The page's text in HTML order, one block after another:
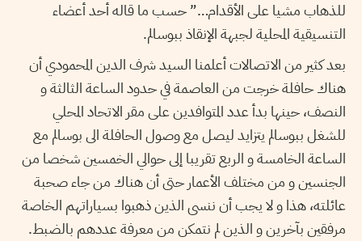
للذهاب مشيا على الأقدام…” حسب ما قاله أحد أعضاء
التنسيقية المحلية لجبهة الإنقاذ ببوسالم.
بعد كثير من الاتصالات أعلمنا السيد شرف الدين المحمودي أن
هناك حافلة خرجت من العاصمة في حدود الساعة الثالثة و
النصف، حينها بدأ عدد المتوافدين على مقر الاتحاد المحلي
للشغل ببوسالم يتزايد ليصل مع وصول الحافلة الى بوسالم مع
الساعة الخامسة و الربع تقريبا إلى حوالي الخمسين شخصا من
الجنسين و من مختلف الأعمار حتى أن هناك من جاء صحبة
عائلته، هذا و لا يجب أن ننسى الذين ذهبوا بسياراتهم الخاصة
مرفقين بآخرين و الذين لم نتمكن من معرفة عددهم بالضبط.